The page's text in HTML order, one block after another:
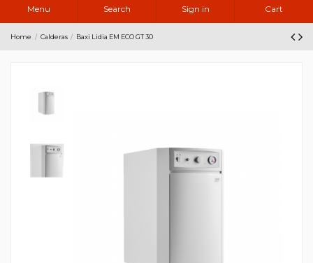
Menu Search Sign in Cart
Home Calderas Baxi Lidia EM ECO GT 30